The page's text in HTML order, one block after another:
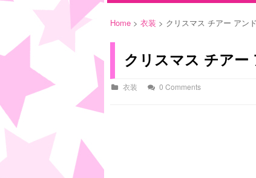
Home > 衣装 > クリスマス チアー アン
クリスマス チアー
衣装 0 Comments